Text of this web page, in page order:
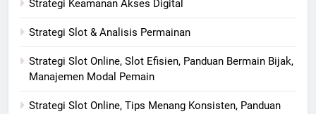
Strategi Keamanan Akses Digital
Strategi Slot & Analisis Permainan
Strategi Slot Online, Slot Efisien, Panduan Bermain Bijak,
Manajemen Modal Pemain
Strategi Slot Online, Tips Menang Konsisten, Panduan